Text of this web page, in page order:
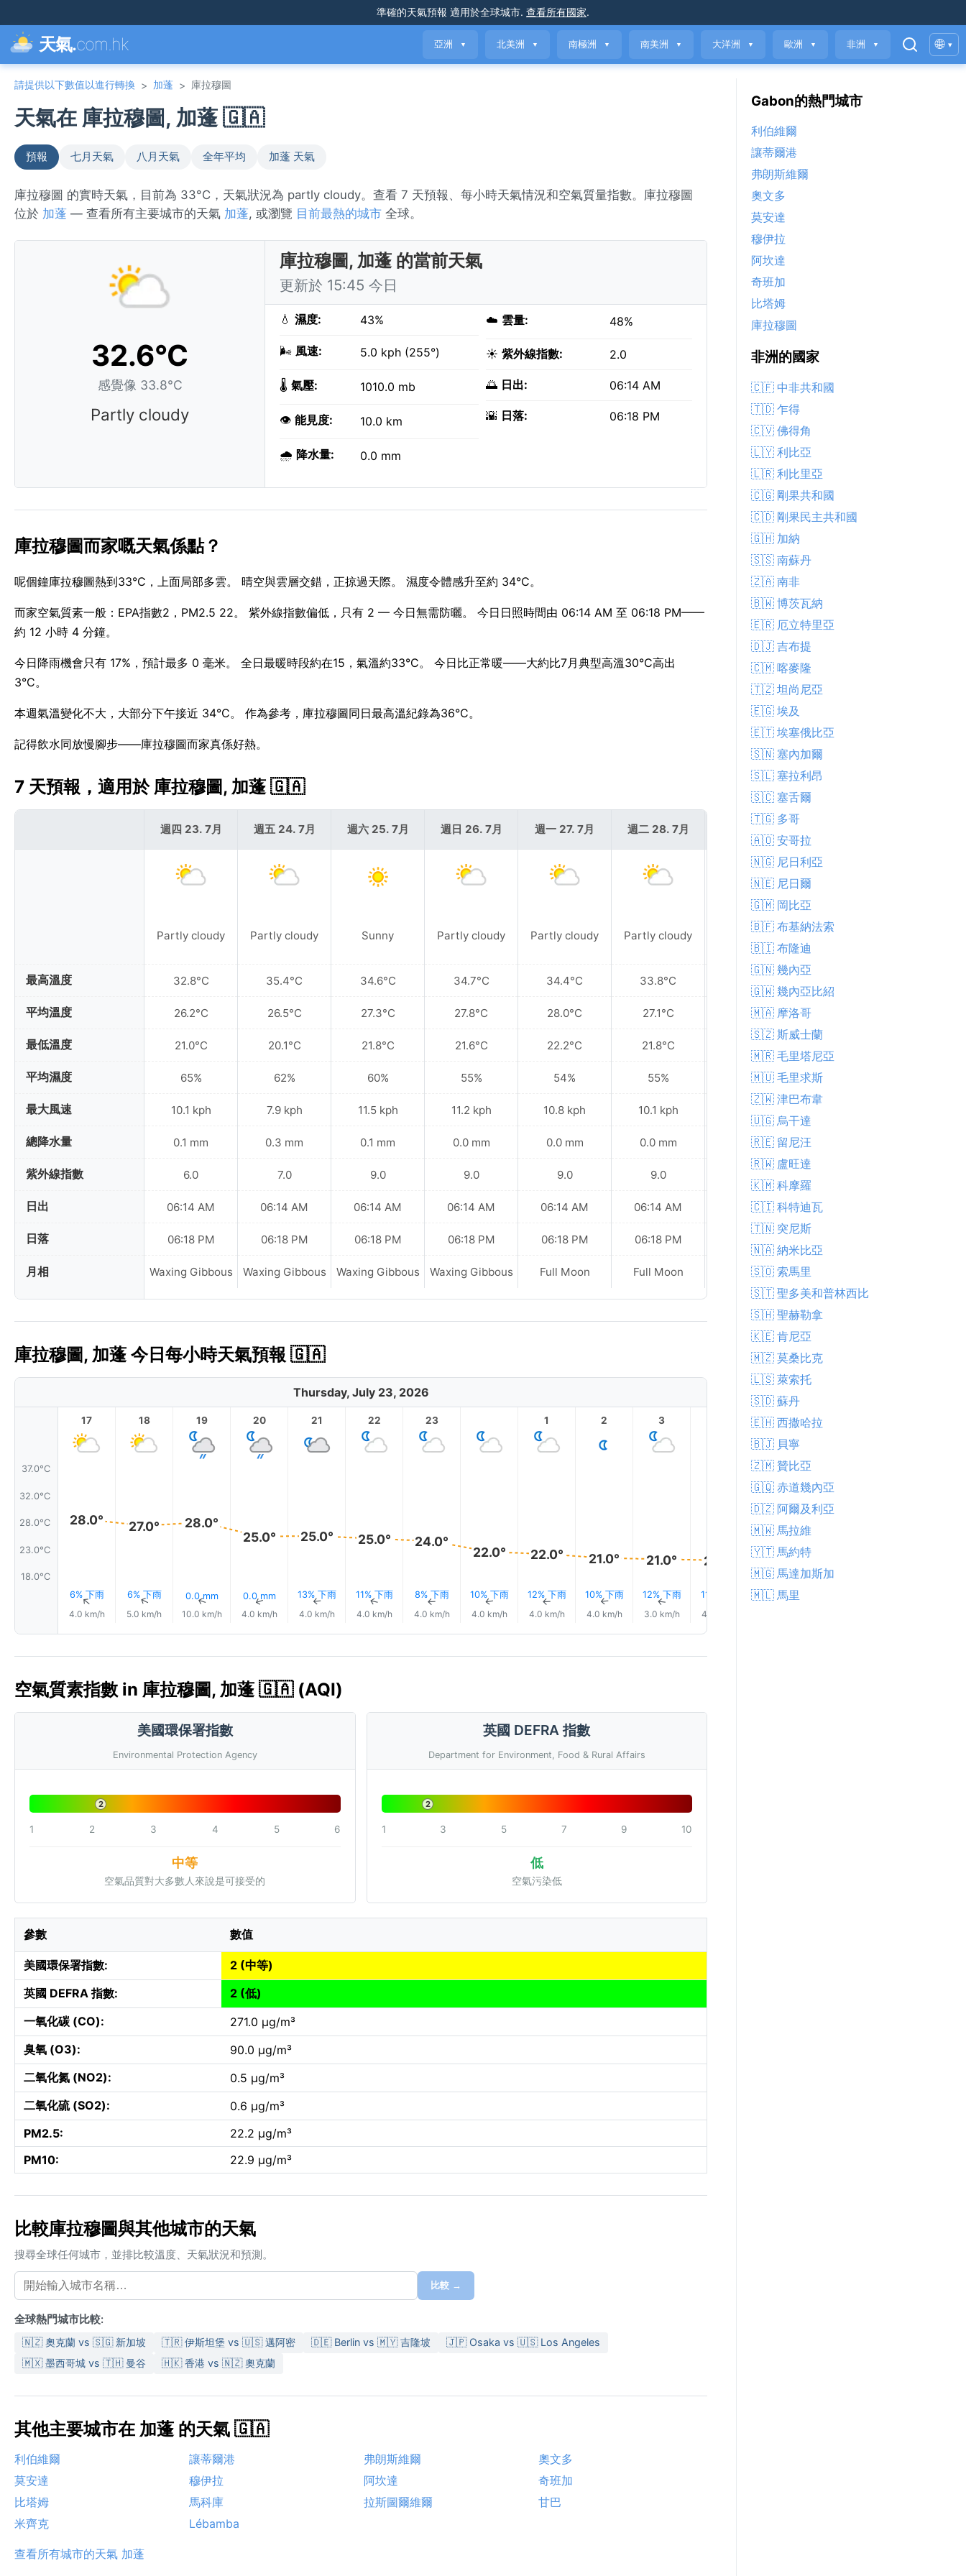
準確的天氣預報 適用於全球城市. 查看所有國家.
天氣.com.hk 亞洲 ▼ 北美洲 ▼ 南極洲 ▼ 南美洲 ▼ 大洋洲 ▼ 歐洲 ▼ 非洲 ▼ 🌐 ▾
請提供以下數值以進行轉換 > 加蓬 > 庫拉穆圖
天氣在 庫拉穆圖, 加蓬 🇬🇦
預報 七月天氣 八月天氣 全年平均 加蓬 天氣
庫拉穆圖 的實時天氣，目前為 33°C，天氣狀況為 partly cloudy。查看 7 天預報、每小時天氣情況和空氣質量指數。庫拉穆圖
位於 加蓬 — 查看所有主要城市的天氣 加蓬, 或瀏覽 目前最熱的城市 全球。
32.6°C
感覺像 33.8°C
Partly cloudy
庫拉穆圖, 加蓬 的當前天氣
更新於 15:45 今日
💧 濕度: 43%
🌬️ 風速: 5.0 kph (255°)
🌡️ 氣壓: 1010.0 mb
👁️ 能見度: 10.0 km
🌧️ 降水量: 0.0 mm
☁️ 雲量: 48%
☀️ 紫外線指數: 2.0
🌅 日出: 06:14 AM
🌇 日落: 06:18 PM
庫拉穆圖而家嘅天氣係點？
呢個鐘庫拉穆圖熱到33°C，上面局部多雲。 晴空與雲層交錯，正掠過天際。 濕度令體感升至約 34°C。
而家空氣質素一般：EPA指數2，PM2.5 22。 紫外線指數偏低，只有 2 — 今日無需防曬。 今日日照時間由 06:14 AM 至 06:18 PM——
約 12 小時 4 分鐘。
今日降雨機會只有 17%，預計最多 0 毫米。 全日最暖時段約在15，氣溫約33°C。 今日比正常暖——大約比7月典型高溫30°C高出
3°C。
本週氣溫變化不大，大部分下午接近 34°C。 作為參考，庫拉穆圖同日最高溫紀錄為36°C。
記得飲水同放慢腳步——庫拉穆圖而家真係好熱。
7 天預報，適用於 庫拉穆圖, 加蓬 🇬🇦
最高溫度
平均溫度
最低溫度
平均濕度
最大風速
總降水量
紫外線指數
日出
日落
月相
週四 23. 7月
Partly cloudy
32.8°C
26.2°C
21.0°C
65%
10.1 kph
0.1 mm
6.0
06:14 AM
06:18 PM
Waxing Gibbous
週五 24. 7月
Partly cloudy
35.4°C
26.5°C
20.1°C
62%
7.9 kph
0.3 mm
7.0
06:14 AM
06:18 PM
Waxing Gibbous
週六 25. 7月
Sunny
34.6°C
27.3°C
21.8°C
60%
11.5 kph
0.1 mm
9.0
06:14 AM
06:18 PM
Waxing Gibbous
週日 26. 7月
Partly cloudy
34.7°C
27.8°C
21.6°C
55%
11.2 kph
0.0 mm
9.0
06:14 AM
06:18 PM
Waxing Gibbous
週一 27. 7月
Partly cloudy
34.4°C
28.0°C
22.2°C
54%
10.8 kph
0.0 mm
9.0
06:14 AM
06:18 PM
Full Moon
週二 28. 7月
Partly cloudy
33.8°C
27.1°C
21.8°C
55%
10.1 kph
0.0 mm
9.0
06:14 AM
06:18 PM
Full Moon
週三 29. 7月
Sunny
26.3°C
56%
0.0 mm
06:14 AM
Full Moon
庫拉穆圖, 加蓬 今日每小時天氣預報 🇬🇦
Thursday, July 23, 2026
37.0°C
32.0°C
28.0°C
23.0°C
18.0°C
17
28.0°
6% 下雨
↑
4.0 km/h
18
27.0°
6% 下雨
↑
5.0 km/h
19
28.0°
0.0 mm
↑
10.0 km/h
20
25.0°
0.0 mm
↑
4.0 km/h
21
25.0°
13% 下雨
↑
4.0 km/h
22
25.0°
11% 下雨
↑
4.0 km/h
23
24.0°
8% 下雨
↑
4.0 km/h
22.0°
10% 下雨
↑
4.0 km/h
1
22.0°
12% 下雨
↑
4.0 km/h
2
21.0°
10% 下雨
↑
4.0 km/h
3
21.0°
12% 下雨
↑
3.0 km/h
21.0°
11% 下雨
4.0 km/h
5
20.0°
13% 下雨
↑
空氣質素指數 in 庫拉穆圖, 加蓬 🇬🇦 (AQI)
美國環保署指數
Environmental Protection Agency
2
1 2 3 4 5 6
中等
空氣品質對大多數人來說是可接受的
英國 DEFRA 指數
Department for Environment, Food & Rural Affairs
2
1 3 5 7 9 10
低
空氣污染低
參數 數值
美國環保署指數:
2 (中等)
英國 DEFRA 指數:
2 (低)
一氧化碳 (CO):
271.0 µg/m³
臭氧 (O3):
90.0 µg/m³
二氧化氮 (NO2):
0.5 µg/m³
二氧化硫 (SO2):
0.6 µg/m³
PM2.5:
22.2 µg/m³
PM10:
22.9 µg/m³
比較庫拉穆圖與其他城市的天氣
搜尋全球任何城市，並排比較溫度、天氣狀況和預測。
比較 →
全球熱門城市比較:
🇳🇿 奧克蘭 vs 🇸🇬 新加坡 🇹🇷 伊斯坦堡 vs 🇺🇸 邁阿密 🇩🇪 Berlin vs 🇲🇾 吉隆坡
🇯🇵 Osaka vs 🇺🇸 Los Angeles
🇲🇽 墨西哥城 vs 🇹🇭 曼谷
🇭🇰 香港 vs 🇳🇿 奧克蘭
其他主要城市在 加蓬 的天氣 🇬🇦
利伯維爾 讓蒂爾港 弗朗斯維爾
奧文多
莫安達
穆伊拉 阿坎達
奇班加
比塔姆
馬科庫 拉斯圖爾維爾
甘巴
米齊克
Lébamba
查看所有城市的天氣 加蓬
Gabon的熱門城市
利伯維爾
讓蒂爾港
弗朗斯維爾
奧文多
莫安達
穆伊拉
阿坎達
奇班加
比塔姆
庫拉穆圖
非洲的國家
🇨🇫 中非共和國
🇹🇩 乍得
🇨🇻 佛得角
🇱🇾 利比亞
🇱🇷 利比里亞
🇨🇬 剛果共和國
🇨🇩 剛果民主共和國
🇬🇭 加納
🇸🇸 南蘇丹
🇿🇦 南非
🇧🇼 博茨瓦納
🇪🇷 厄立特里亞
🇩🇯 吉布提
🇨🇲 喀麥隆
🇹🇿 坦尚尼亞
🇪🇬 埃及
🇪🇹 埃塞俄比亞
🇸🇳 塞內加爾
🇸🇱 塞拉利昂
🇸🇨 塞舌爾
🇹🇬 多哥
🇦🇴 安哥拉
🇳🇬 尼日利亞
🇳🇪 尼日爾
🇬🇲 岡比亞
🇧🇫 布基納法索
🇧🇮 布隆迪
🇬🇳 幾內亞
🇬🇼 幾內亞比紹
🇲🇦 摩洛哥
🇸🇿 斯威士蘭
🇲🇷 毛里塔尼亞
🇲🇺 毛里求斯
🇿🇼 津巴布韋
🇺🇬 烏干達
🇷🇪 留尼汪
🇷🇼 盧旺達
🇰🇲 科摩羅
🇨🇮 科特迪瓦
🇹🇳 突尼斯
🇳🇦 納米比亞
🇸🇴 索馬里
🇸🇹 聖多美和普林西比
🇸🇭 聖赫勒拿
🇰🇪 肯尼亞
🇲🇿 莫桑比克
🇱🇸 萊索托
🇸🇩 蘇丹
🇪🇭 西撒哈拉
🇧🇯 貝寧
🇿🇲 贊比亞
🇬🇶 赤道幾內亞
🇩🇿 阿爾及利亞
🇲🇼 馬拉維
🇾🇹 馬約特
🇲🇬 馬達加斯加
🇲🇱 馬里